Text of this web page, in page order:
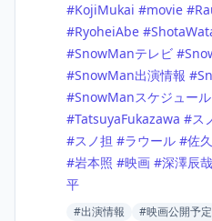
#KojiMukai #movie #
#RyoheiAbe #
#SnowManテレビ #
#SnowMan出演情報 #
#SnowManスケジュール
#TatsuyaFukazawa #ス
#スノ担 #ラウール #佐
#岩本照 #映画 #深澤辰哉
平
#出演情報 #映画公開予定